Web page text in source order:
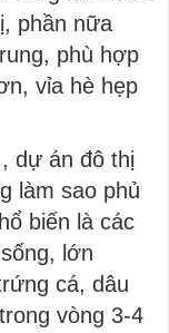
phần nữa
phù hợp
vỉa hè hẹp
dự án đô thị
làm sao phủ
biến là các
lớn
cá, dâu
vòng 3-4